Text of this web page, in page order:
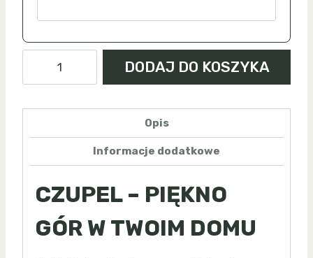
DODAJ DO KOSZYKA
Opis
Informacje dodatkowe
CZUPEL – PIĘKNO
GÓR W TWOIM DOMU